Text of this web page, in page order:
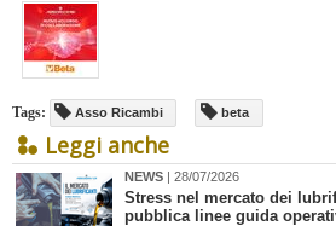
Tags: Asso Ricambi beta
Leggi anche
NEWS | 28/07/2026
​Stress nel mercato dei
pubblica linee guida